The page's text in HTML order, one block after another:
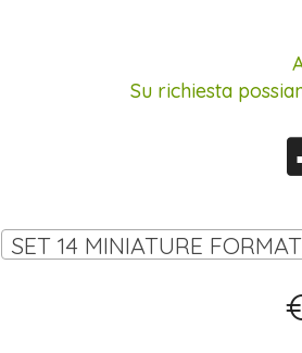
Su richiesta
SET 14 MINIATURE